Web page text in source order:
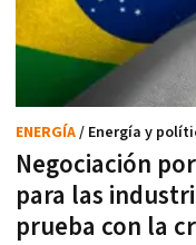
Negociación
para las
prueba con la
ENERGÍA/ Energía y